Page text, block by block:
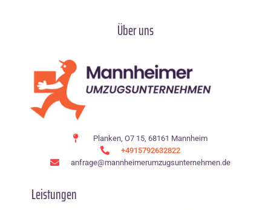
Über uns
Planken, O7 15, 68161 Mannheim
+4915792632822
anfrage@mannheimerumzugsunternehmen.de
Leistungen